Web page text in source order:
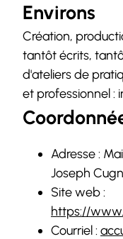
Environs
Création, production et diffusion de spectacles
tantôt écrits,
d'ateliers de
et professionnel :
Adresse :
Joseph
Site web :
https://
Courriel :